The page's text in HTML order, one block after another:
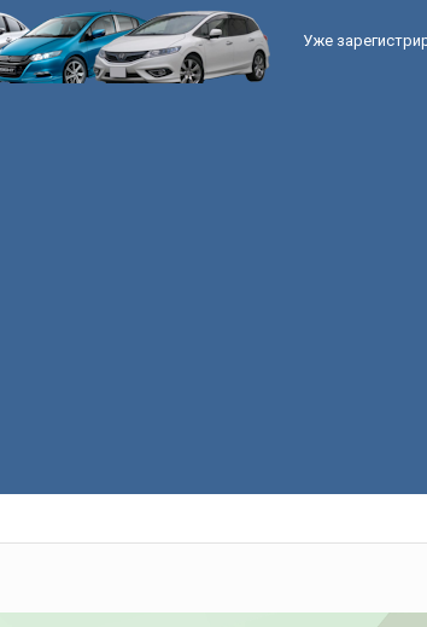
Уже